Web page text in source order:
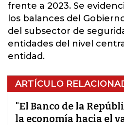
frente a 2023. Se
los balances del
del subsector de
entidades del nivel
entidad.
ARTÍCULO
"El Banco de la
la economía hacia el